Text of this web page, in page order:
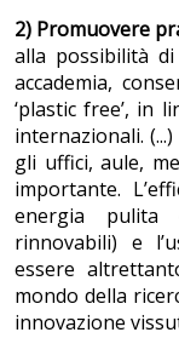
2) Promuovere
alla possibilità
accademia,
‘plastic free’, in
internazionali.
gli uffici, aule,
importante.
energia pulita
rinnovabili) e
essere
mondo della
innovazione